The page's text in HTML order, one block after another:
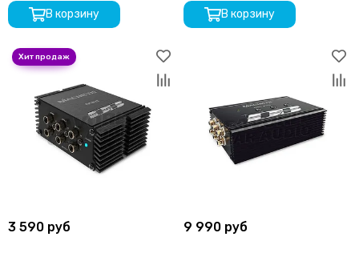
В корзину В корзину
3 590 руб 9 990 руб